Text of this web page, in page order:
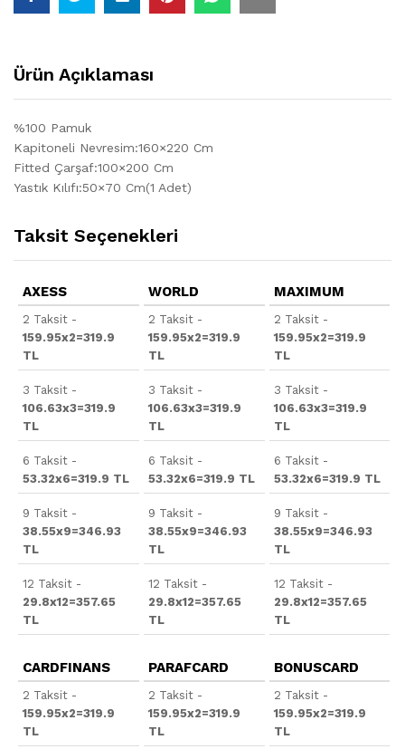
Ürün Açıklaması
%100 Pamuk
Kapitoneli Nevresim:160×220 Cm
Fitted Çarşaf:100×200 Cm
Yastık Kılıfı:50×70 Cm(1 Adet)
Taksit Seçenekleri
AXESS
2 Taksit -
159.95x2=319.9
TL
3 Taksit -
106.63x3=319.9
TL
6 Taksit -
53.32x6=319.9 TL
9 Taksit -
38.55x9=346.93
TL
12 Taksit -
29.8x12=357.65
TL
WORLD
2 Taksit -
159.95x2=319.9
TL
3 Taksit -
106.63x3=319.9
TL
6 Taksit -
53.32x6=319.9 TL
9 Taksit -
38.55x9=346.93
TL
12 Taksit -
29.8x12=357.65
TL
MAXIMUM
2 Taksit -
159.95x2=319.9
TL
3 Taksit -
106.63x3=319.9
TL
6 Taksit -
53.32x6=319.9 TL
9 Taksit -
38.55x9=346.93
TL
12 Taksit -
29.8x12=357.65
TL
CARDFINANS
2 Taksit -
159.95x2=319.9
TL
PARAFCARD
2 Taksit -
159.95x2=319.9
TL
BONUSCARD
2 Taksit -
159.95x2=319.9
TL